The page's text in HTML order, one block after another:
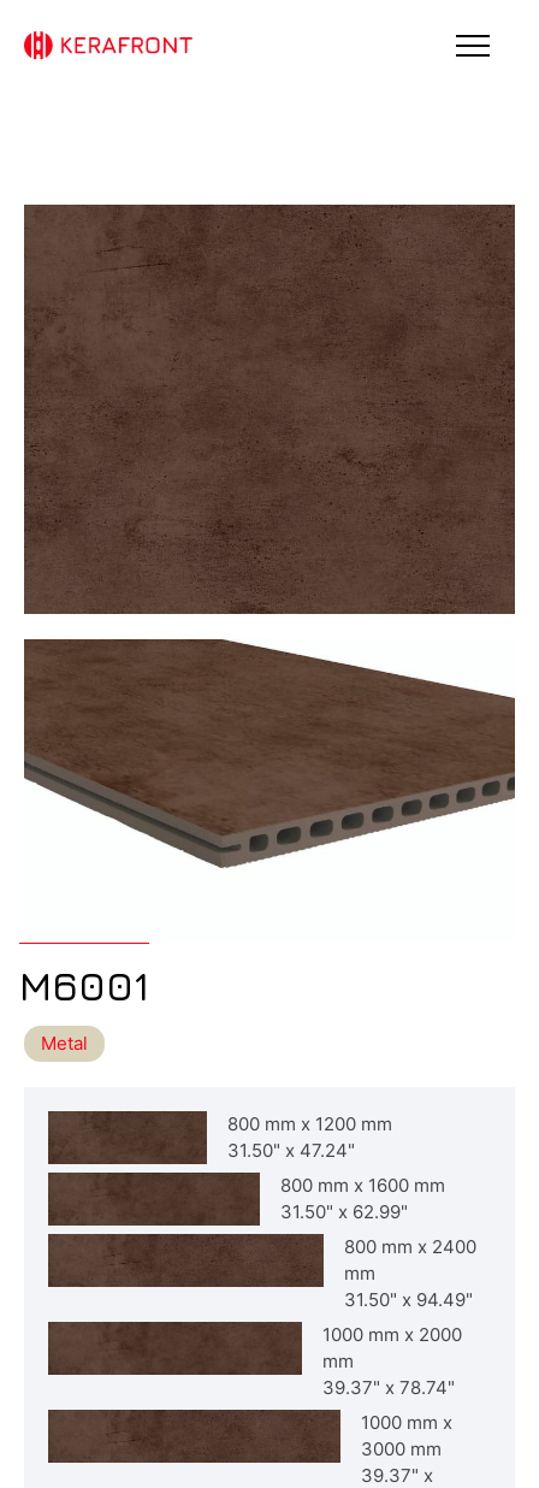
M6001
Metal
800 mm x 1200 mm
31.50" x 47.24"
800 mm x 1600 mm
31.50" x 62.99"
800 mm x 2400
mm
31.50" x 94.49"
1000 mm x 2000
mm
39.37" x 78.74"
1000 mm x
3000 mm
39.37" x